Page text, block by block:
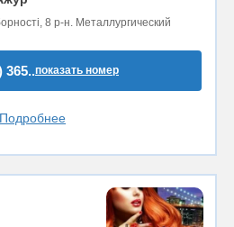
8 р-н. Металлургический
365..показать номер
Подробнее